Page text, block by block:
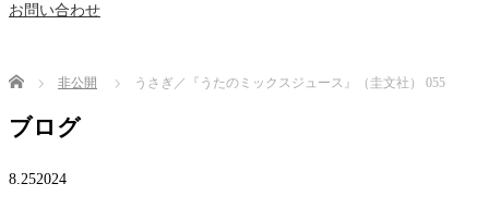
お問い合わせ
Home 非公開 うさぎ／『うたのミックスジュース』（圭文社） 055
ブログ
8.252024